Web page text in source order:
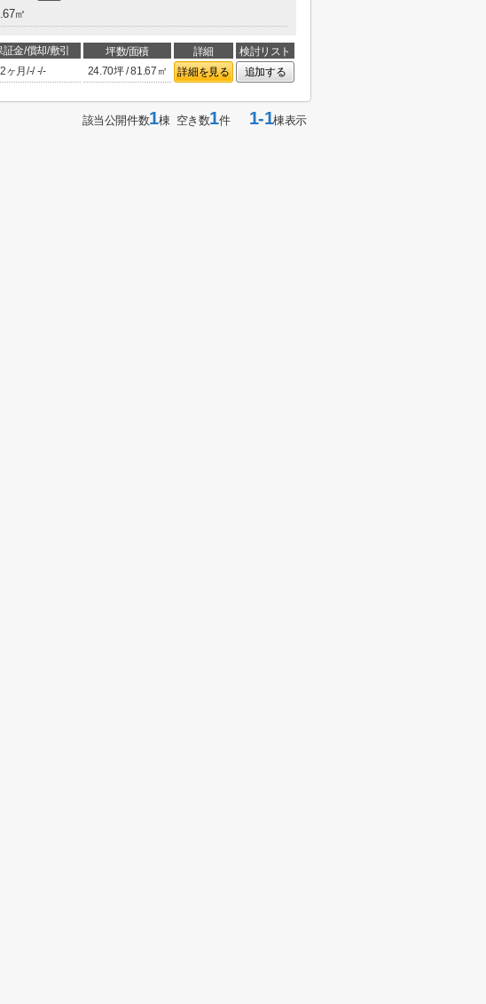
㎡
金/償却/敷引 坪数/面積 詳細
検討リスト
2ヶ月 /-/-/- 24.70坪 / 81.67㎡ 詳細を見る 追加する
該当公開件数1棟 空き数1件1-1棟表示